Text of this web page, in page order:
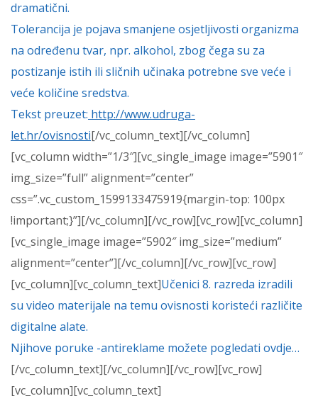
dramatični.
Tolerancija je pojava smanjene osjetljivosti organizma
na određenu tvar, npr. alkohol, zbog čega su za
postizanje istih ili sličnih učinaka potrebne sve veće i
veće količine sredstva.
Tekst preuzet: http://www.udruga-
let.hr/ovisnosti[/vc_column_text][/vc_column]
[vc_column width=”1/3″][vc_single_image image=”5901″
img_size=”full” alignment=”center”
css=”.vc_custom_1599133475919{margin-top: 100px
!important;}”][/vc_column][/vc_row][vc_row][vc_column]
[vc_single_image image=”5902″ img_size=”medium”
alignment=”center”][/vc_column][/vc_row][vc_row]
[vc_column][vc_column_text]Učenici 8. razreda izradili
su video materijale na temu ovisnosti koristeći različite
digitalne alate.
Njihove poruke -antireklame možete pogledati ovdje…
[/vc_column_text][/vc_column][/vc_row][vc_row]
[vc_column][vc_column_text]